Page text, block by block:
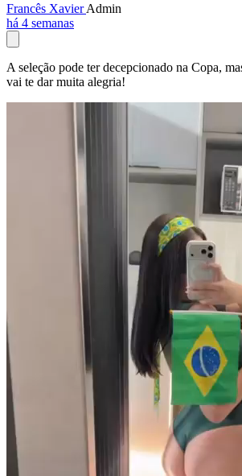
Francês XavierAdmin
há 4 semanas
A seleção pode ter decepcionado na Copa,
vai te dar muita alegria!